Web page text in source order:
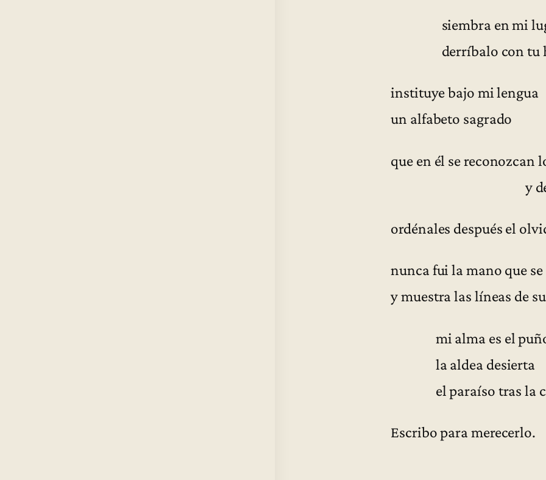
siembra en mi
derríbalo con tu
instituye bajo mi lengua
un alfabeto sagrado
que en él se reconozcan
y del
ordénales después el
nunca fui la mano que se
y muestra las líneas de
mi alma es el puño
la aldea desierta
el paraíso tras la
Escribo para merecerlo.